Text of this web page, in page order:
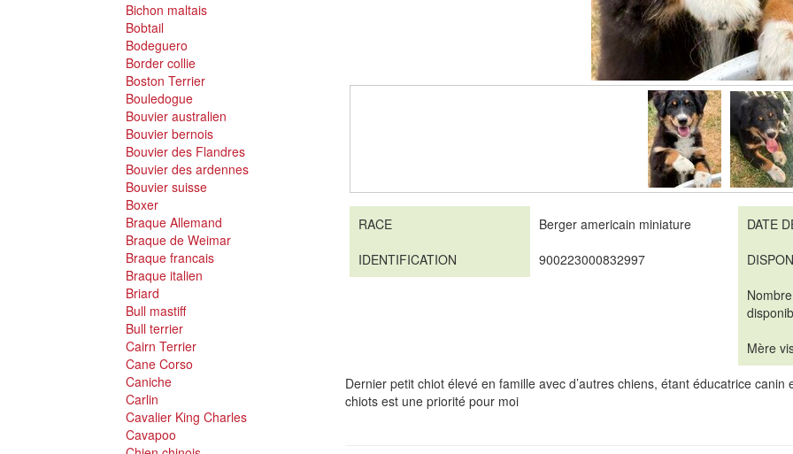
Bichon maltais
Bobtail
Bodeguero
Border collie
Boston Terrier
Bouledogue
Bouvier australien
Bouvier bernois
Bouvier des Flandres
Bouvier des ardennes
Bouvier suisse
Boxer
Braque Allemand
Braque de Weimar
Braque francais
Braque italien
Briard
Bull mastiff
Bull terrier
Cairn Terrier
Cane Corso
Caniche
Carlin
Cavalier King Charles
Cavapoo
RACE
Berger americain miniature
IDENTIFICATION
900223000832997
DATE
Mère
Dernier petit chiot élevé en famille avec d’autres chiens, étant éducatrice
chiots est une priorité pour moi